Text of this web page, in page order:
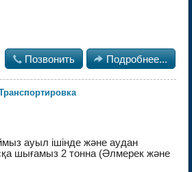
 Позвонить  Подробнее...
ауыл ішінде және аудан
шығамыз 2 тонна (Әлмерек және